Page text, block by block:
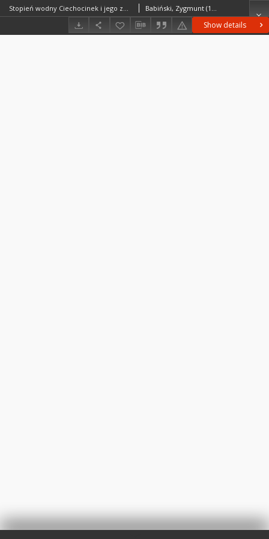
Show details
Stopień wodny Ciechocinek i jego zbiornik Nieszawa - prognoza zmian środowiska geograficznego = Ciechocinek dam and its Nieszawa reservoir - forecast of geographical environment changes Denudacja chemiczna w zlewni Rudy = Chemical denudation within the drainage basin of the Ruda river Babiński, Zygmunt (1948– )Gierszewski, Piotr